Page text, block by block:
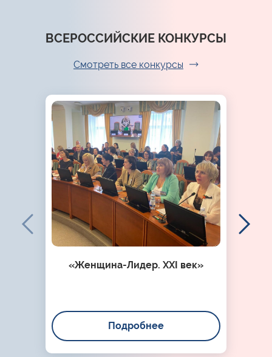
ВСЕРОССИЙСКИЕ КОНКУРСЫ
Смотреть все конкурсы
«Женщина-Лидер. XXI век»
Подробнее